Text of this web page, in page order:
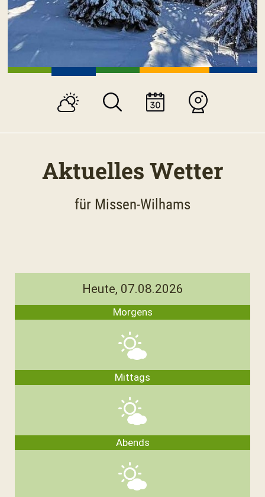
Aktuelles Wetter
für Missen-Wilhams
Heute, 07.08.2026
Morgens
Mittags
Abends